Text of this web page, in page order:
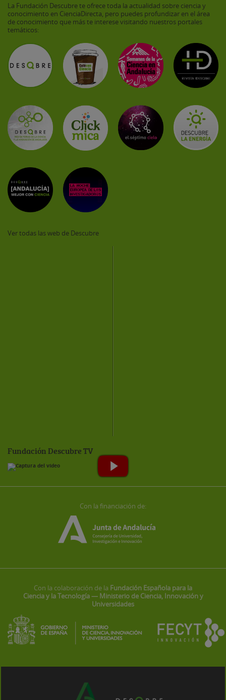
La Fundación Descubre te ofrece toda la actualidad sobre ciencia y
conocimiento en CienciaDirecta, pero puedes profundizar en el área
de conocimiento que más te interese visitando nuestros portales
temáticos:
Ver todas las web de Descubre
Fundación Descubre TV
Con la financiación de:
Con la colaboración de la Fundación Española para la
Ciencia y la Tecnología — Ministerio de Ciencia, Innovación y
Universidades